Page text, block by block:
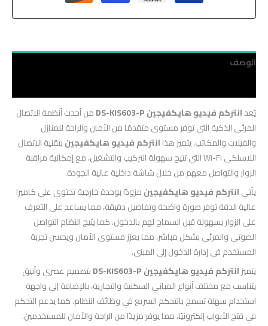
الوصف
يُعدانتركم فيديو هايكفيجين DS-KIS603-P
من أحدث أنظمة الاتصال
المرئي الذكية التي توفر مستوى متقدمًا من الأمان والراحة للمنازل
والفيلات والمكاتب. يتميز هذاانتركم فيديو هايكفيجينبتقنية الاتصال
اللاسلكي Wi-Fi التي تتيح سهولة التركيب والتشغيل، مع إمكانية مراقبة
الزوار والتواصل معهم من خلال شاشة داخلية عالية الجودة.
يأتيانتركم فيديو هايكفيجينمزودًا بوحدة خارجية تحتوي على كاميرا
عالية الدقة توفر صورة واضحة وتفاصيل دقيقة، مما يساعد على التعرف
على الزوار بسهولة قبل السماح لهم بالدخول. كما يتيح النظام التواصل
الصوتي والمرئي بشكل مباشر، مما يعزز مستوى الأمان ويحسن تجربة
المستخدم في إدارة الدخول إلى المبنى.
يتميزانتركم فيديو هايكفيجين DS-KIS603-P
بتصميم عصري وأنيق
يتناسب مع مختلف أنواع المباني السكنية والتجارية، بالإضافة إلى واجهة
استخدام سهلة تسمح بالتحكم السريع في وظائف النظام. كما يدعم التحكم
في فتح الأبواب إلكترونيًا، مما يوفر مزيدًا من الراحة والأمان للمستخدمين.